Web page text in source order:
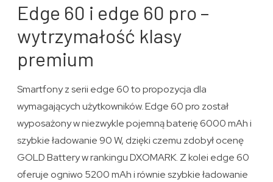
Edge 60 i edge 60 pro –
wytrzymałość klasy
premium
Smartfony z serii edge 60 to propozycja dla
wymagających użytkowników. Edge 60 pro został
wyposażony w niezwykle pojemną baterię 6000 mAh i
szybkie ładowanie 90 W, dzięki czemu zdobył ocenę
GOLD Battery w rankingu DXOMARK. Z kolei edge 60
oferuje ogniwo 5200 mAh i równie szybkie ładowanie